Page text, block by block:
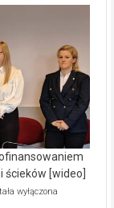
[wideo]
wyłączona